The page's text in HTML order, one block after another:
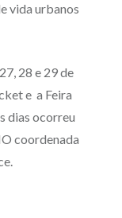
vida urbanos
28 e 29 de
e a Feira
dias ocorreu
coordenada